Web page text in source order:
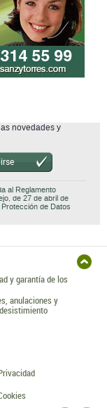
novedades y
al Reglamento
de 27 de abril de
de Datos
y garantía de los
anulaciones y